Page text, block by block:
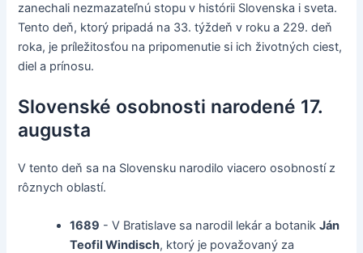
zanechali nezmazateľnú stopu v histórii Slovenska i sveta.
Tento deň, ktorý pripadá na 33. týždeň v roku a 229. deň
roka, je príležitosťou na pripomenutie si ich životných ciest,
diel a prínosu.
Slovenské osobnosti narodené 17.
augusta
V tento deň sa na Slovensku narodilo viacero osobností z
rôznych oblastí.
1689 - V Bratislave sa narodil lekár a botanikJán
Teofil Windisch, ktorý je považovaný za